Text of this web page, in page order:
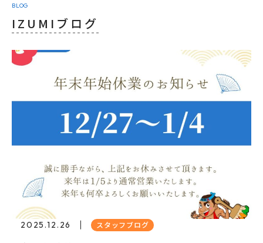
BLOG
IZUMIブログ
2025.12.26 スタッフブログ